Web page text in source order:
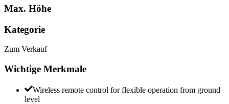
Max. Höhe
Kategorie
Zum Verkauf
Wichtige Merkmale
Wireless remote control for flexible operation from ground
level